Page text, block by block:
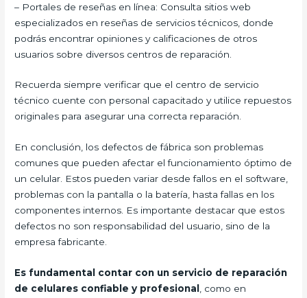
– Portales de reseñas en línea: Consulta sitios web
especializados en reseñas de servicios técnicos, donde
podrás encontrar opiniones y calificaciones de otros
usuarios sobre diversos centros de reparación.
Recuerda siempre verificar que el centro de servicio
técnico cuente con personal capacitado y utilice repuestos
originales para asegurar una correcta reparación.
En conclusión, los defectos de fábrica son problemas
comunes que pueden afectar el funcionamiento óptimo de
un celular. Estos pueden variar desde fallos en el software,
problemas con la pantalla o la batería, hasta fallas en los
componentes internos. Es importante destacar que estos
defectos no son responsabilidad del usuario, sino de la
empresa fabricante.
Es fundamental contar con un servicio de reparación
de celulares confiable y profesional
, como en